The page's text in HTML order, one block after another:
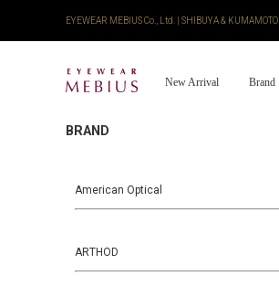
EYEWEAR MEBIUS Co., Ltd. | SHIBUYA & KUMAMOTO
New Arrival Brand
BRAND
American Optical
ARTHOD